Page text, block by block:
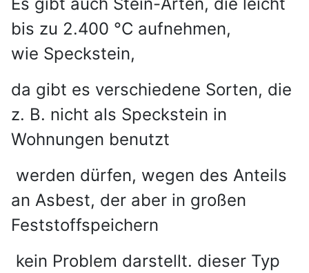
bis zu 2.400 °C aufnehmen,
wie Speckstein,
da gibt es verschiedene Sorten, die
z. B. nicht als Speckstein in
Wohnungen benutzt
werden dürfen, wegen des Anteils
an Asbest, der aber in großen
Feststoffspeichern
kein Problem darstellt. dieser Typ